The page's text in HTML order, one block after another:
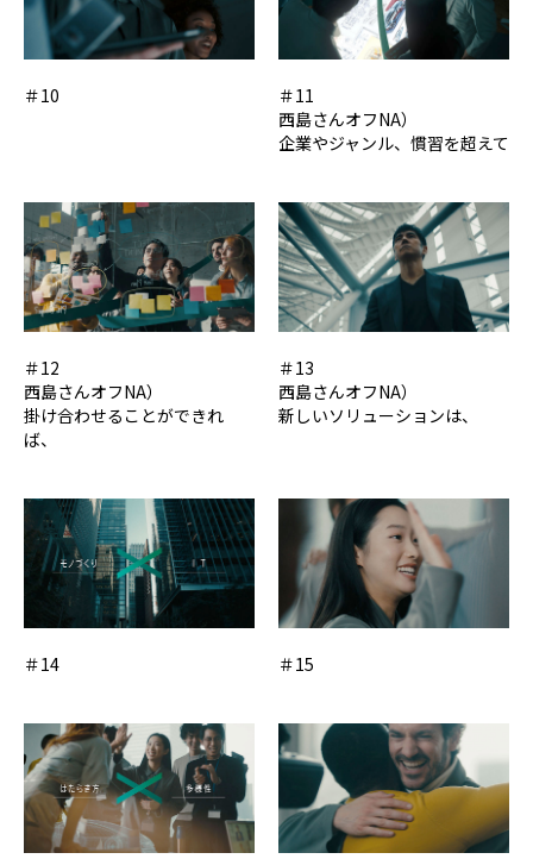
＃10
＃11
西島さんオフNA）
企業やジャンル、慣習を超えて
＃12
西島さんオフNA）
掛け合わせることができれ
ば、
＃13
西島さんオフNA）
新しいソリューションは、
＃14 ＃15